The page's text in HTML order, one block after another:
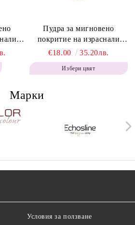
-
H643
Пудра за мигновено
покритие на израснали
корени Кафяво - Labor Pro
Instant Retouch Powder -
Brown H642
€18.00 35.20лв.
Избери цвят
Марки
Условия за ползване